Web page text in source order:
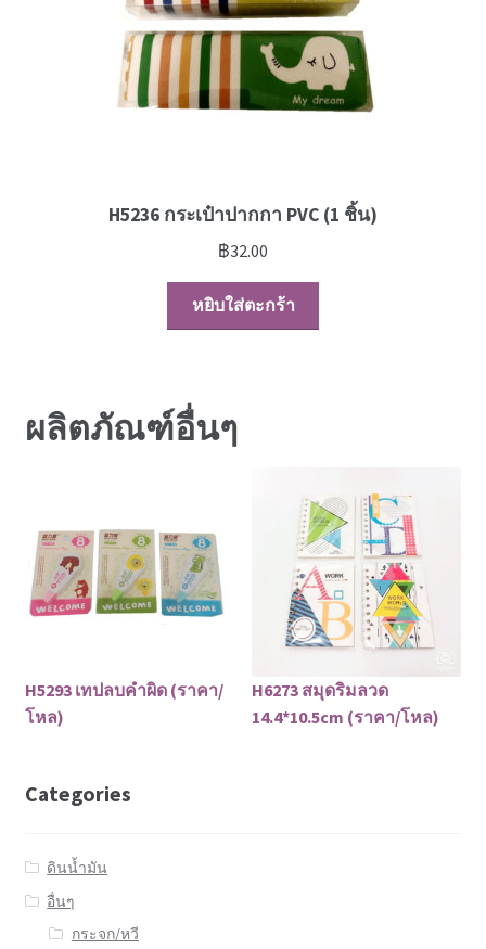
H5236 กระเป๋าปากกา PVC (1 ชิ้น)
฿32.00
หยิบใส่ตะกร้า
ผลิตภัณฑ์อื่นๆ
H5293 เทปลบคำผิด (ราคา/
โหล)
H6273 สมุดริมลวด
14.4*10.5cm (ราคา/โหล)
Categories
ดินน้ำมัน
อื่นๆ
กระจก/หวี